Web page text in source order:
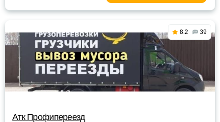
8.2 39
Атк Профипереезд